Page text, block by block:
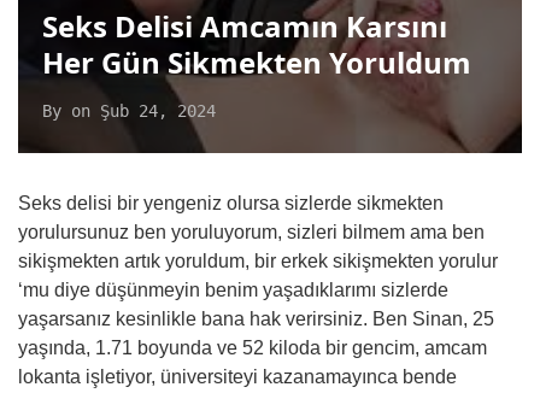
Seks Delisi Amcamın Karsını
Her Gün Sikmekten Yoruldum
By on Şub 24, 2024
Seks delisi bir yengeniz olursa sizlerde sikmekten
yorulursunuz ben yoruluyorum, sizleri bilmem ama ben
sikişmekten artık yoruldum, bir erkek sikişmekten yorulur
‘mu diye düşünmeyin benim yaşadıklarımı sizlerde
yaşarsanız kesinlikle bana hak verirsiniz. Ben Sinan, 25
yaşında, 1.71 boyunda ve 52 kiloda bir gencim, amcam
lokanta işletiyor, üniversiteyi kazanamayınca bende